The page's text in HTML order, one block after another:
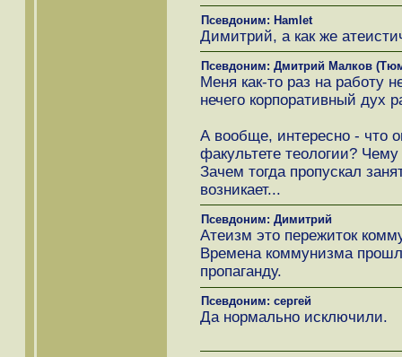
Псевдоним: Hamlet
Димитрий, а как же
Псевдоним: Дмитрий Малков
Меня как-то раз на работу
нечего корпоративный дух
А вообще, интересно - что
факультете теологии?
Зачем тогда пропускал
возникает...
Псевдоним: Димитрий
Атеизм это пережиток
Времена коммунизма
пропаганду.
Псевдоним: сергей
Да нормально исключили.